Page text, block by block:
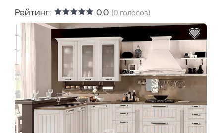
Рейтинг: 0.0 (0 голосов)